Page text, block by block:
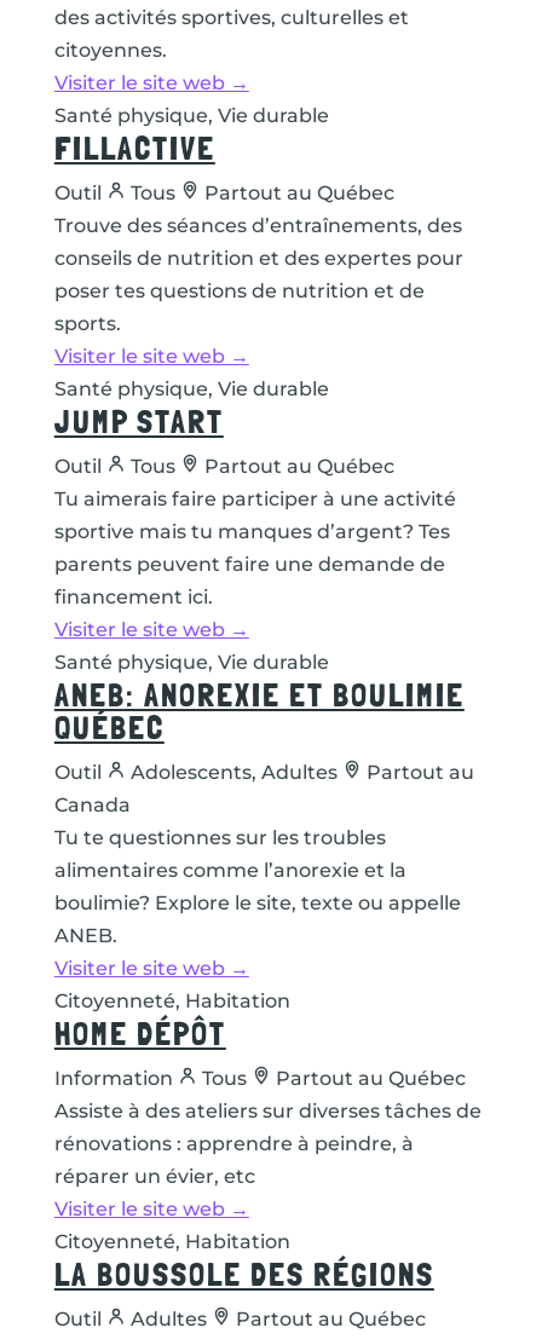
des activités sportives, culturelles et
citoyennes.
Visiter le site web →
Santé physique, Vie durable
FILLACTIVE
Outil Tous
Partout au Québec
Trouve des séances d’entraînements, des
conseils de nutrition et des expertes pour
poser tes questions de nutrition et de
sports.
Visiter le site web →
Santé physique, Vie durable
JUMP START
Outil Tous
Partout au Québec
Tu aimerais faire participer à une activité
sportive mais tu manques d’argent? Tes
parents peuvent faire une demande de
financement ici.
Visiter le site web →
Santé physique, Vie durable
ANEB: ANOREXIE ET BOULIMIE
QUÉBEC
Outil Adolescents, Adultes
Partout au
Canada
Tu te questionnes sur les troubles
alimentaires comme l’anorexie et la
boulimie? Explore le site, texte ou appelle
ANEB.
Visiter le site web →
Citoyenneté, Habitation
HOME DÉPÔT
Information Tous
Partout au Québec
Assiste à des ateliers sur diverses tâches de
rénovations : apprendre à peindre, à
réparer un évier, etc
Visiter le site web →
Citoyenneté, Habitation
LA BOUSSOLE DES RÉGIONS
Outil Adultes
Partout au Québec